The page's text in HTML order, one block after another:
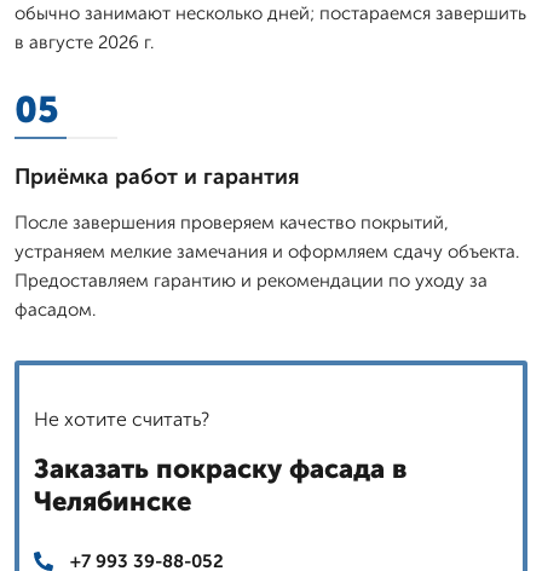
обычно занимают несколько дней; постараемся завершить
в августе 2026 г.
05
Приёмка работ и гарантия
После завершения проверяем качество покрытий,
устраняем мелкие замечания и оформляем сдачу объекта.
Предоставляем гарантию и рекомендации по уходу за
фасадом.
Не хотите считать?
Заказать покраску фасада в
Челябинске
+7 993 39-88-052